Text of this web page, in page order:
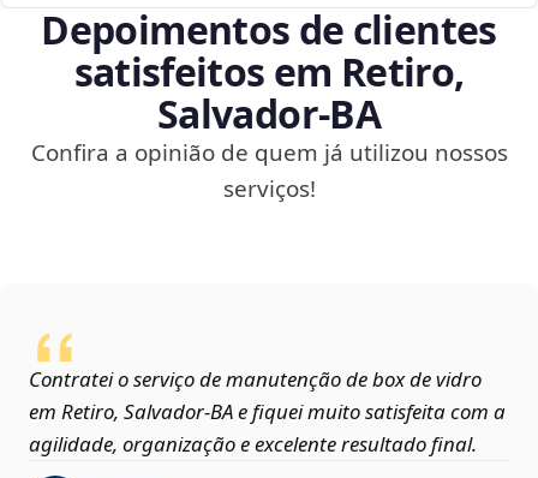
Depoimentos de clientes
satisfeitos em Retiro,
Salvador‑BA
Confira a opinião de quem já utilizou nossos
serviços!
Contratei o serviço de manutenção de box de vidro
em Retiro, Salvador‑BA e fiquei muito satisfeita com a
agilidade, organização e excelente resultado final.